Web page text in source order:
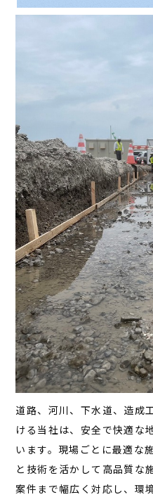
道路、河川、下水道、造成
ける当社は、安全で快適な
います。現場ごとに最適な
と技術を活かして高品質な
案件まで幅広く対応し、環